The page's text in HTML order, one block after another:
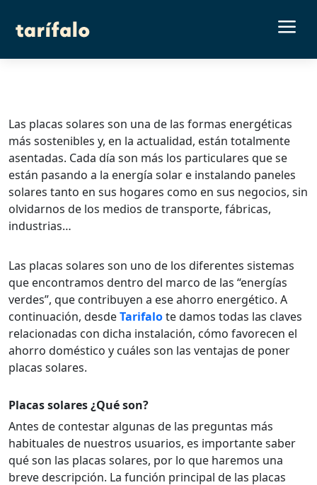
a
Las placas solares son una de las formas energéticas
más sostenibles y, en la actualidad, están totalmente
asentadas. Cada día son más los particulares que se
están pasando a la energía solar e instalando paneles
solares tanto en sus hogares como en sus negocios, sin
olvidarnos de los medios de transporte, fábricas,
industrias…
Las placas solares son uno de los diferentes sistemas
que encontramos dentro del marco de las “energías
verdes”, que contribuyen a ese ahorro energético. A
continuación, desdeTarifalote damos todas las claves
relacionadas con dicha instalación, cómo favorecen el
ahorro doméstico y cuáles son las ventajas de poner
placas solares.
Placas solares ¿Qué son?
Antes de contestar algunas de las preguntas más
habituales de nuestros usuarios, es importante saber
qué son las placas solares, por lo que haremos una
breve descripción. La función principal de las placas